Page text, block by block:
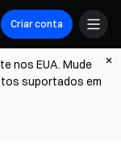
Criar conta
nos EUA. Mude
suportados em